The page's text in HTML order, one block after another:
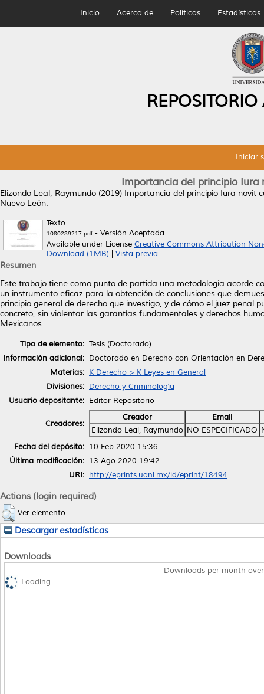
Inicio Acerca de Políticas Estadísticas
Iniciar
Importancia del principio Iura
Elizondo Leal, Raymundo (2019) Importancia del principio Iura novit
Nuevo León.
Texto
1080289217.pdf- Versión Aceptada
Available under License Creative Commons Attribution
Download (1MB)
Vista previa
Resumen
Este trabajo tiene como punto de partida una metodología acorde
un instrumento eficaz para la obtención de conclusiones que
principio general de derecho que investigo, y de cómo el juez penal
concreto, sin violentar las garantías fundamentales y derechos
Mexicanos.
Tipo de elemento: Tesis (Doctorado)
Información adicional: Doctorado en Derecho con Orientación en
Materias: K Derecho > K Leyes en General
Divisiones: Derecho y Criminología
Usuario depositante: Editor Repositorio
Creadores:
Creador
Email
Elizondo Leal, Raymundo NO ESPECIFICADO
Fecha del depósito: 10 Feb 2020 15:36
Última modificación: 13 Ago 2020 19:42
URI: http://eprints.uanl.mx/id/eprint/18494
Actions (login required)
Ver elemento
Descargar estadísticas
Downloads
Downloads per month
Loading...